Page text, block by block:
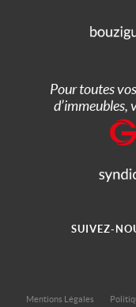
Pour toutes
d’immeubles,
SUIVEZ-
Mentions Légales